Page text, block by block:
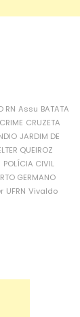
RN Assu BATATA
CRIME CRUZETA
JARDIM DE
QUEIROZ
POLÍCIA CIVIL
GERMANO
UFRN Vivaldo